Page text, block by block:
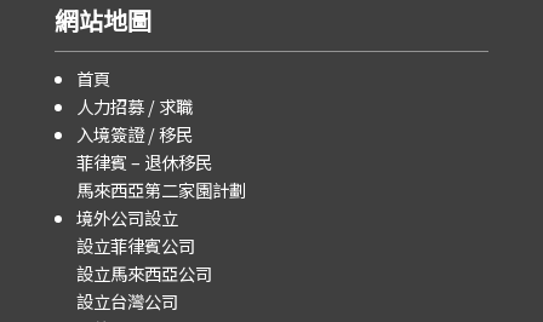
網站地圖
首頁
人力招募 / 求職
入境簽證 / 移民
菲律賓 – 退休移民
馬來西亞第二家園計劃
境外公司設立
設立菲律賓公司
設立馬來西亞公司
設立台灣公司